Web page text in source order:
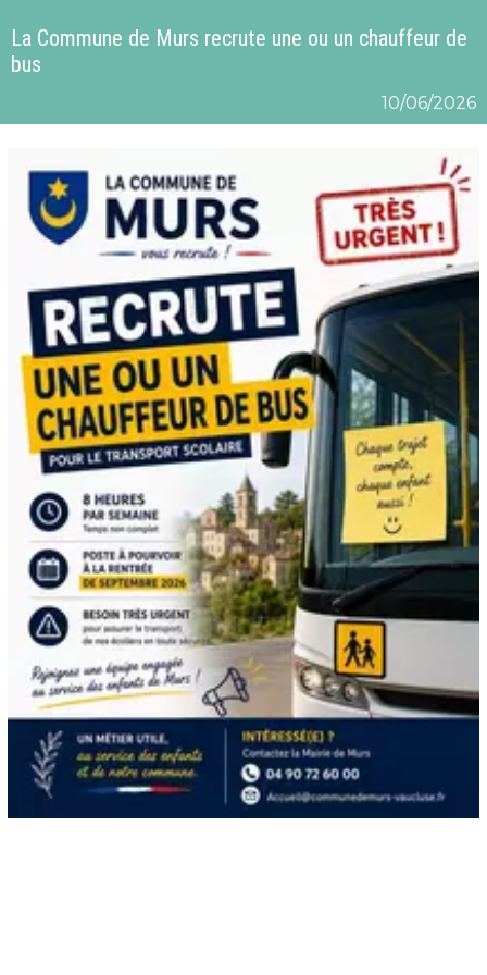
La Commune de Murs recrute une ou un chauffeur de
bus
10/06/2026